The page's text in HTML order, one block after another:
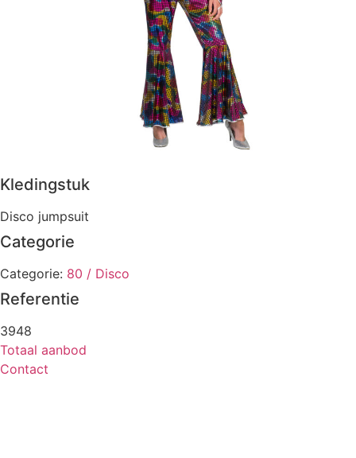
Kledingstuk
Disco jumpsuit
Categorie
Categorie: 80 / Disco
Referentie
3948
Totaal aanbod
Contact